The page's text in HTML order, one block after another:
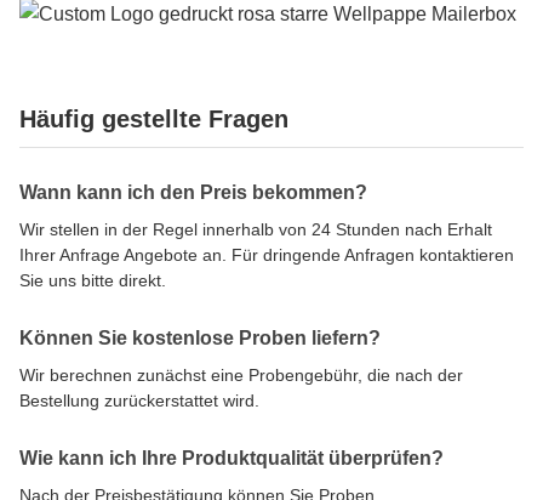
Häufig gestellte Fragen
Wann kann ich den Preis bekommen?
Wir stellen in der Regel innerhalb von 24 Stunden nach Erhalt
Ihrer Anfrage Angebote an. Für dringende Anfragen kontaktieren
Sie uns bitte direkt.
Können Sie kostenlose Proben liefern?
Wir berechnen zunächst eine Probengebühr, die nach der
Bestellung zurückerstattet wird.
Wie kann ich Ihre Produktqualität überprüfen?
Nach der Preisbestätigung können Sie Proben